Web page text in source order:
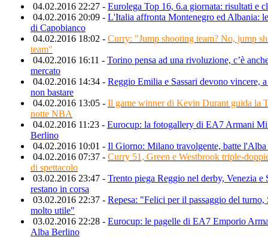
04.02.2016 22:27 - Eurolega Top 16, 6.a giornata: risultati e
04.02.2016 20:09 - L'Italia affronta Montenegro ed Albania:
di Capobianco
04.02.2016 18:02 - Curry: "Jump shooting team? No, jump
team"
04.02.2016 16:11 - Torino pensa ad una rivoluzione, c’è
mercato
04.02.2016 14:34 - Reggio Emilia e Sassari devono vincere,
non bastare
04.02.2016 13:05 - Il game winner di Kevin Durant guida la
notte NBA
04.02.2016 11:23 - Eurocup: la fotogallery di EA7 Armani
Berlino
04.02.2016 10:01 - Il Giorno: Milano travolgente, batte l'Alba
04.02.2016 07:37 - Curry 51, Green e Westbrook triple-
di spettacolo
03.02.2016 23:47 - Trento piega Reggio nel derby, Venezia e
restano in corsa
03.02.2016 22:37 - Repesa: "Felici per il passaggio del turno,
molto utile"
03.02.2016 22:28 - Eurocup: le pagelle di EA7 Emporio
Alba Berlino